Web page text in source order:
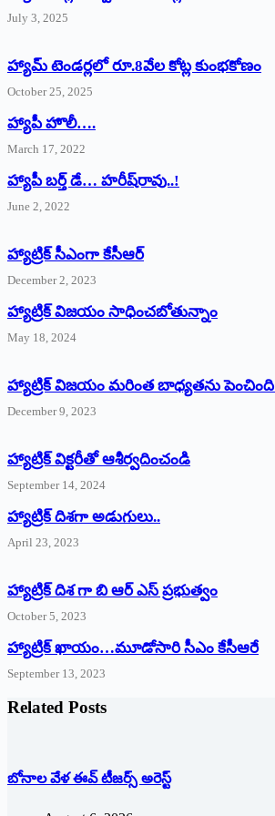
July 3, 2025
హ్యామ్‌ ‌టెండర్లలో రూ.8వేల కోట్ల కుంభకోణం
October 25, 2025
హ్యాపీ హొలీ….
March 17, 2022
హ్యాపీ బర్త్ ‌డే… హరీష్‌రావు..!
June 2, 2022
హ్యాట్రిక్‌ ‌సీఎంగా కేసీఆర్‌
December 2, 2023
హ్యాట్రిక్‌ విజయం సాధించబోతున్నాం
May 18, 2024
హ్యాట్రిక్ విజయం మరింత బాధ్యతను పెంచింది
December 9, 2023
హ్యాట్రిక్‌ ‌విక్టరీతో ఆశీర్వదించండి
September 14, 2024
‌హ్యాట్రిక్‌ ‌దిశగా అడుగులు..
April 23, 2023
హ్యాట్రిక్ దిశ గా బి ఆర్ ఎస్ ప్రభుత్వం
October 5, 2023
హ్యాట్రిక్‌ ‌ఖాయం…మూడోసారి సీఎం కేసీఆరే
September 13, 2023
Related Posts
బోనాల వేళ ఈవ్‌ ‌టీజర్స్ అరెస్ట్